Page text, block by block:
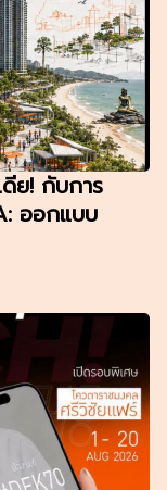
ย! กับการ
ออกแบบ